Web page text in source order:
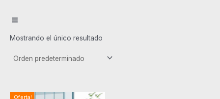
Mostrando el único resultado
¡Oferta!
El
El